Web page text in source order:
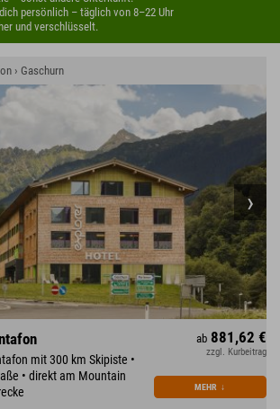
persönlich – täglich von 8–22 Uhr
und verschlüsselt.
› Gaschurn
mit 300 km Skipiste •
• direkt am Mountain
ab 881,62 €
zzgl. Kurbeitrag
MEHR ↓